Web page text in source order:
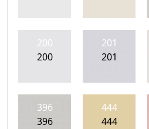
200
200
201
201
396
396
444
444